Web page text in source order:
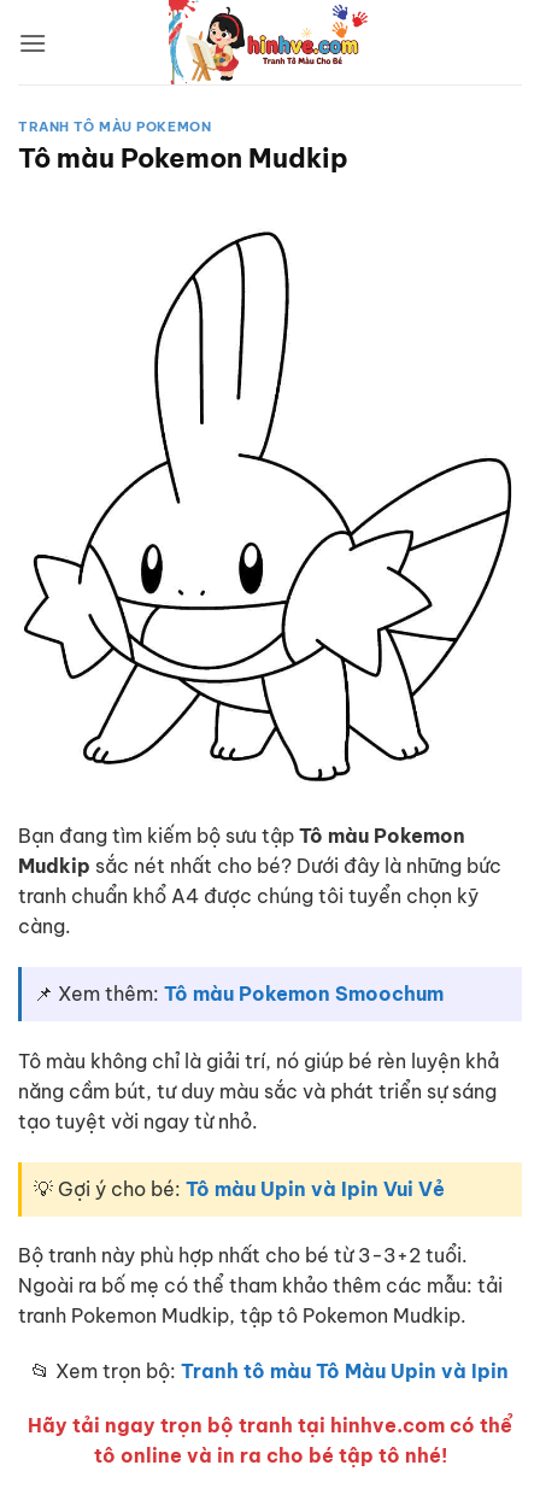
qua
TRANH TÔ MÀU POKEMON
Tô màu Pokemon Mudkip
Bạn đang tìm kiếm bộ sưu tập Tô màu Pokemon
Mudkip sắc nét nhất cho bé? Dưới đây là những bức
tranh chuẩn khổ A4 được chúng tôi tuyển chọn kỹ
càng.
📌 Xem thêm: Tô màu Pokemon Smoochum
Tô màu không chỉ là giải trí, nó giúp bé rèn luyện khả
năng cầm bút, tư duy màu sắc và phát triển sự sáng
tạo tuyệt vời ngay từ nhỏ.
💡 Gợi ý cho bé: Tô màu Upin và Ipin Vui Vẻ
Bộ tranh này phù hợp nhất cho bé từ 3-3+2 tuổi.
Ngoài ra bố mẹ có thể tham khảo thêm các mẫu: tải
tranh Pokemon Mudkip, tập tô Pokemon Mudkip.
📂 Xem trọn bộ: Tranh tô màu Tô Màu Upin và Ipin
Hãy tải ngay trọn bộ tranh tại hinhve.com có thể
tô online và in ra cho bé tập tô nhé!